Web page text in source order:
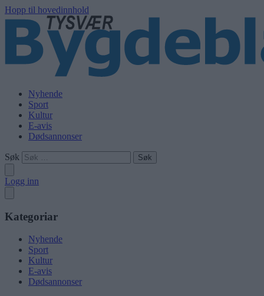
Hopp til hovedinnhold
Nyhende
Sport
Kultur
E-avis
Dødsannonser
Søk
Logg inn
Kategoriar
Nyhende
Sport
Kultur
E-avis
Dødsannonser